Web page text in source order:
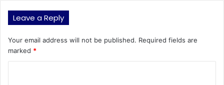
Leave a Reply
Your email address will not be published. Required fields are
marked *